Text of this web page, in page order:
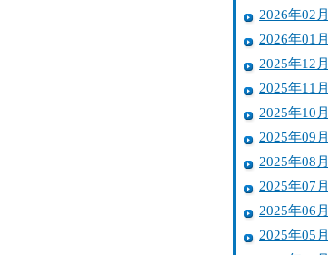
2026年02月
2026年01月
2025年12月
2025年11月
2025年10月
2025年09月
2025年08月
2025年07月
2025年06月
2025年05月